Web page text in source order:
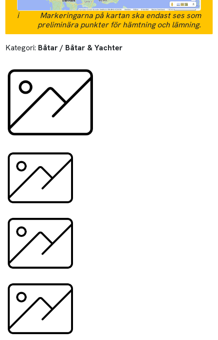
i
Markeringarna på kartan ska endast ses som
preliminära punkter för hämtning och lämning.
Kategori: Båtar / Båtar & Yachter